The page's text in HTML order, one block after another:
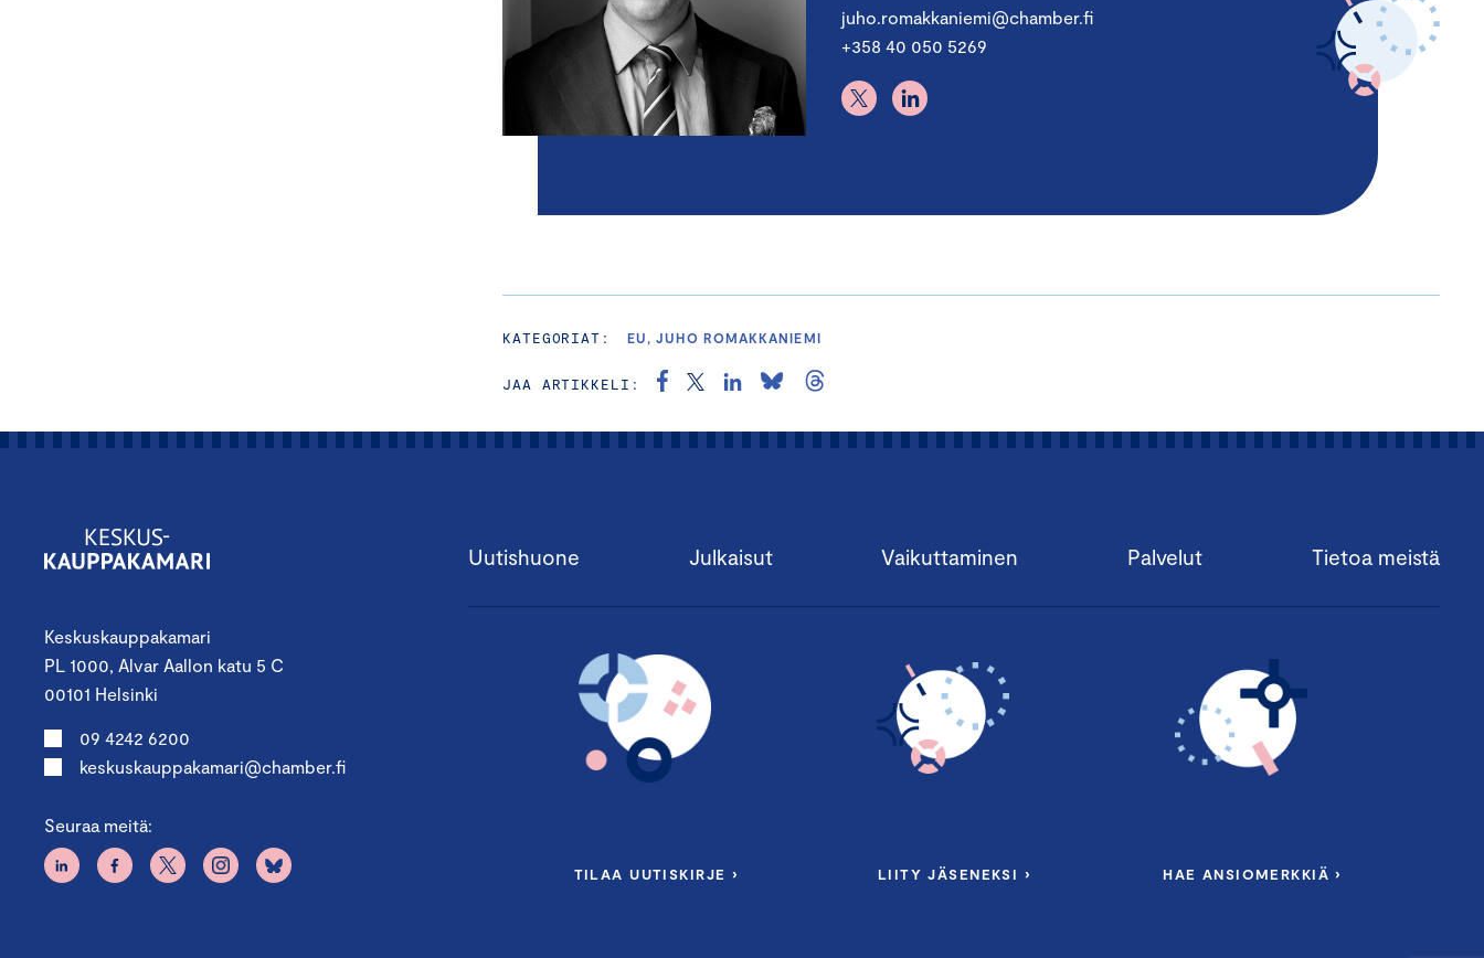
juho.romakkaniemi@chamber.fi
+358 40 050 5269
KATEGORIAT: EU, JUHO ROMAKKANIEMI
JAA ARTIKKELI:
Keskuskauppakamari
PL 1000, Alvar Aallon katu 5 C
00101 Helsinki
09 4242 6200
keskuskauppakamari@chamber.fi
Seuraa meitä:
Uutishuone Julkaisut Vaikuttaminen Palvelut Tietoa meistä
TILAA UUTISKIRJE › LIITY JÄSENEKSI › HAE ANSIOMERKKIÄ ›